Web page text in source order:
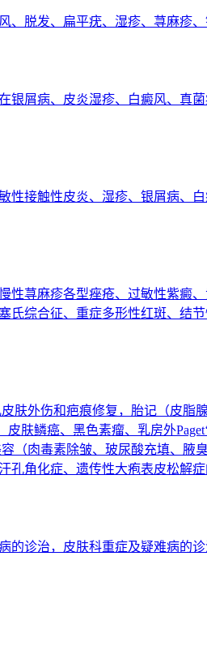
、脱发、扁平疣、湿疹、荨麻疹
屑病、皮炎湿疹、白癜风、真
性接触性皮炎、湿疹、银屑病、
荨麻疹各型痤疮、过敏性紫癜
综合征、重症多形性红斑、结
肤外伤和疤痕修复，胎记（皮脂
肤鳞癌、黑色素瘤、乳房外
（肉毒素除皱、玻尿酸充填、
角化症、遗传性大疱表皮松解症
的诊治，皮肤科重症及疑难病的诊